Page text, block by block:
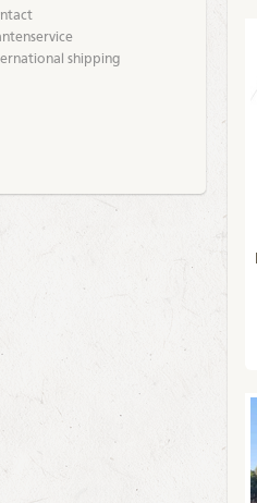
shipping